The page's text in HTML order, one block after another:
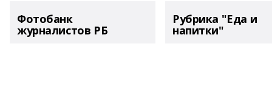
Фотобанк
журналистов РБ
Рубрика "Еда и
напитки"